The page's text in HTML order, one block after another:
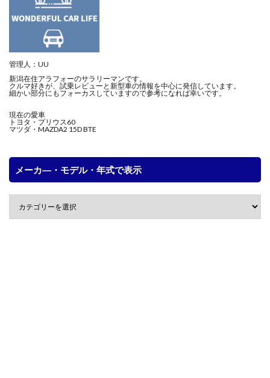
管理人：UU
新潟在住アラフォーのサラリーマンです。
クルマ好きが、試乗レビューと新型車の情報を中心に発信しています。
細かい部分にもフォーカスしていますので参考になれば幸いです。
現在の愛車
トヨタ・プリウス60
マツダ・MAZDA2 15D BTE
メーカ―・モデル・年式で表示